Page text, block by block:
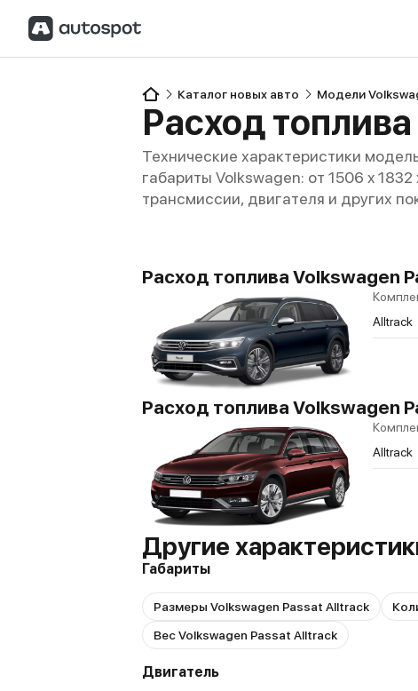
Каталог новых авто Модели
Расход
Технические характеристики
габариты Volkswagen: от 1506 x
трансмиссии, двигателя и других
Расход топлива Volkswagen
Alltrack
Расход топлива Volkswagen
Alltrack
Другие
Габариты
Размеры Volkswagen Passat Alltrack
Вес Volkswagen Passat Alltrack
Двигатель